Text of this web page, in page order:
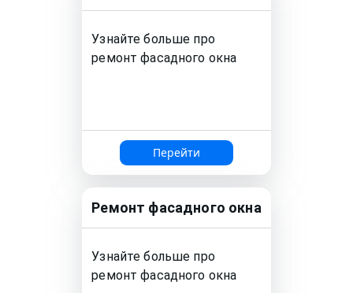
Узнайте больше про
ремонтфасадного окна
Перейти
Ремонт фасадного окна
Узнайте больше про
ремонтфасадного окна